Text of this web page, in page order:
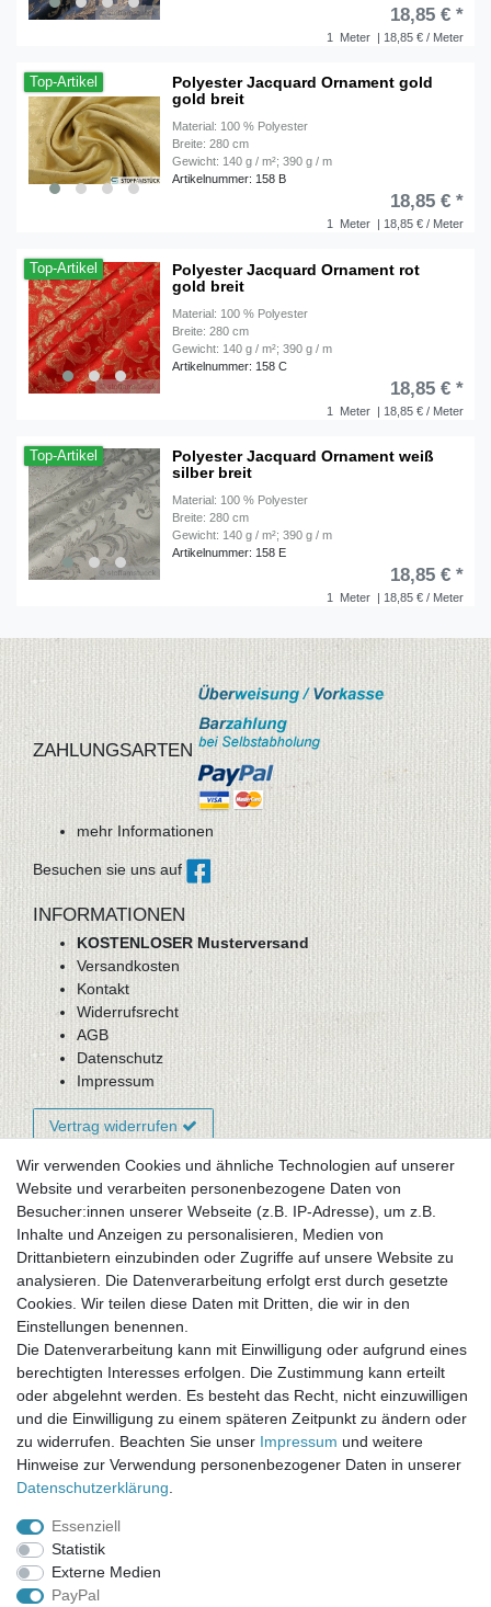
1 Meter | 18,85 € / Meter
18,85 € *
Top-Artikel
Polyester Jacquard Ornament gold
gold breit
Material: 100 % Polyester
Breite: 280 cm
Gewicht: 140 g / m²; 390 g / m
Artikelnummer: 158 B
1 Meter | 18,85 € / Meter
18,85 € *
Top-Artikel
Polyester Jacquard Ornament rot
gold breit
Material: 100 % Polyester
Breite: 280 cm
Gewicht: 140 g / m²; 390 g / m
Artikelnummer: 158 C
1 Meter | 18,85 € / Meter
18,85 € *
Top-Artikel
Polyester Jacquard Ornament weiß
silber breit
Material: 100 % Polyester
Breite: 280 cm
Gewicht: 140 g / m²; 390 g / m
Artikelnummer: 158 E
1 Meter | 18,85 € / Meter
18,85 € *
ZAHLUNGSARTEN
mehr Informationen
Besuchen sie uns auf
INFORMATIONEN
KOSTENLOSER Musterversand
Versandkosten
Kontakt
Widerrufsrecht
AGB
Datenschutz
Impressum
Vertrag widerrufen
Newsletter-Anmeldung
FAQ / Fragen
Mein Warenkorb
Mein Merkzettel
Mein Konto
UNSER LADENGESCHÄFT
Gottlieb-Daimler-Str. 10
33334 Gütersloh
ÖFFNUNGSZEITEN
Montag - Dienstag: 8.00 - 18.00 Uhr, Mittwoch Ruhetag,
Donnerstag: 8.00 - 18.00 Uhr, Freitag 8.00 - 14.00 Uhr
KUNDENSERVICE
Telefon: (05241) 403 22 38
E-Mail: info@stoffamstueck.de
Wir verwenden Cookies und ähnliche Technologien auf unserer
Website und verarbeiten personenbezogene Daten von
Besucher:innen unserer Webseite (z.B. IP-Adresse), um z.B.
Inhalte und Anzeigen zu personalisieren, Medien von
Drittanbietern einzubinden oder Zugriffe auf unsere Website zu
analysieren. Die Datenverarbeitung erfolgt erst durch gesetzte
Cookies. Wir teilen diese Daten mit Dritten, die wir in den
Einstellungen benennen.
Die Datenverarbeitung kann mit Einwilligung oder aufgrund eines
berechtigten Interesses erfolgen. Die Zustimmung kann erteilt
oder abgelehnt werden. Es besteht das Recht, nicht einzuwilligen
und die Einwilligung zu einem späteren Zeitpunkt zu ändern oder
zu widerrufen. Beachten Sie unser Impressum und weitere
Hinweise zur Verwendung personenbezogener Daten in unserer
Daten­schutz­erklärung
Essenziell
Statistik
Externe Medien
PayPal